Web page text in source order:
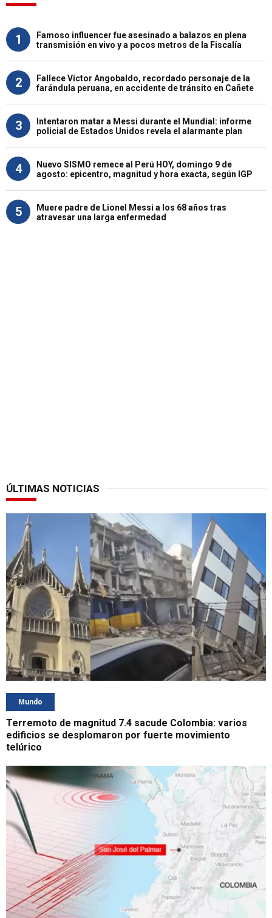
1
Famoso influencer fue asesinado a balazos en plena
transmisión en vivo y a pocos metros de la Fiscalía
2
Fallece Víctor Angobaldo, recordado personaje de la
farándula peruana, en accidente de tránsito en Cañete
3
Intentaron matar a Messi durante el Mundial: informe
policial de Estados Unidos revela el alarmante plan
4
Nuevo SISMO remece al Perú HOY, domingo 9 de
agosto: epicentro, magnitud y hora exacta, según IGP
5
Muere padre de Lionel Messi a los 68 años tras
atravesar una larga enfermedad
ÚLTIMAS NOTICIAS
Mundo
Terremoto de magnitud 7.4 sacude Colombia: varios
edificios se desplomaron por fuerte movimiento
telúrico